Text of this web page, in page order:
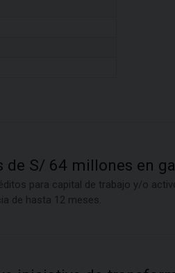
de S/ 64 millones en
para capital de trabajo y/o
de hasta 12 meses.